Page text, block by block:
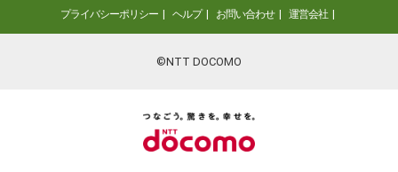
プライバシーポリシー ヘルプ お問い合わせ 運営会社
©NTT DOCOMO